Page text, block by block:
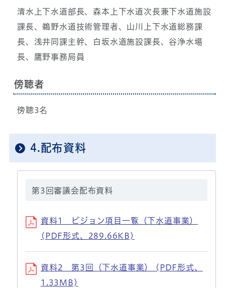
清水上下水道部長、森本上下水道次長兼下水道施設
課長、鵜野水道技術管理者、山川上下水道総務課
長、浅井同課主幹、白坂水道施設課長、谷浄水場
長、鷹野事務局員
傍聴者
傍聴3名
4.配布資料
第3回審議会配布資料
資料1 ビジョン項目一覧（下水道事業）
(PDF形式、289.66KB)
資料2 第3回（下水道事業） (PDF形式、
1.33MB)